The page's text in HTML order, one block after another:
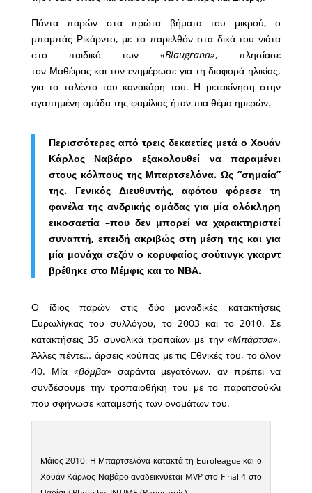
Πάντα παρών στα πρώτα βήματα του μικρού, ο
μπαμπάς Ρικάρντο, με το παρελθόν στα δικά του νιάτα
στο παιδικό των «Blaugrana», πλησίασε
τον Μαθέιρας και τον ενημέρωσε για τη διαφορά ηλικίας,
για το ταλέντο του κανακάρη του. Η μετακίνηση στην
αγαπημένη ομάδα της φαμίλιας ήταν πια θέμα ημερών.
Περισσότερες από τρεις δεκαετίες μετά ο Χουάν
Κάρλος Ναβάρο εξακολουθεί να παραμένει
στους κόλπους της Μπαρτσελόνα. Ως “σημαία”
της. Γενικός Διευθυντής, αφότου φόρεσε τη
φανέλα της ανδρικής ομάδας για μία ολόκληρη
εικοσαετία –που δεν μπορεί να χαρακτηριστεί
συναπτή, επειδή ακριβώς στη μέση της και για
μία μονάχα σεζόν ο κορυφαίος σούτινγκ γκαρντ
βρέθηκε στο Μέμφις και το ΝΒΑ.
Ο ίδιος παρών στις δύο μοναδικές κατακτήσεις
Ευρωλίγκας του συλλόγου, το 2003 και το 2010. Σε
κατακτήσεις 35 συνολικά τροπαίων με την«Μπάρτσα».
Άλλες πέντε… άρσεις κούπας με τις Εθνικές του, το όλον
40. Μία «βόμβα» σαράντα μεγατόνων, αν πρέπει να
συνδέσουμε την τροπαιοθήκη του με το παρατσούκλι
που σφήνωσε καταμεσής των ονομάτων του.
Μάιος 2010: Η Μπαρτσελόνα κατακτά τη Euroleague και ο
Χουάν Κάρλος Ναβάρο αναδεικνύεται MVP στο Final 4 στο